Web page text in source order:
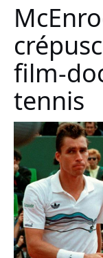
film-
tennis